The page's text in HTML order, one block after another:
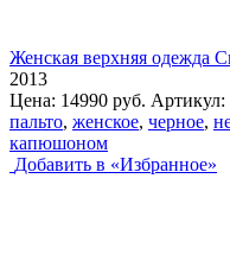
Женская верхняя одежда
2013
Цена: 14990 руб. Артикул:
пальто, женское, черное,
капюшоном
Добавить в «Избранное»